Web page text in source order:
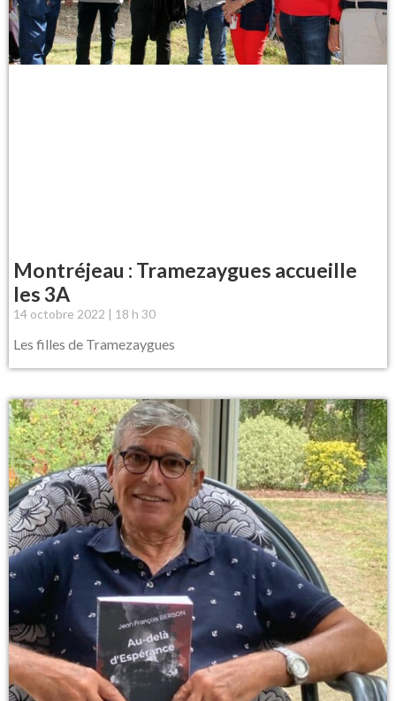
Montréjeau : Tramezaygues accueille
les 3A
14 octobre 2022 18 h 30
Les filles de Tramezaygues